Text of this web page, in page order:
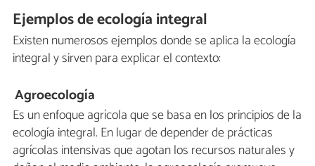
Ejemplos de ecología integral
Existen numerosos ejemplos donde se aplica la ecología
integral y sirven para explicar el contexto:
Agroecología
Es un enfoque agrícola que se basa en los principios de la
ecología integral. En lugar de depender de prácticas
agrícolas intensivas que agotan los recursos naturales y